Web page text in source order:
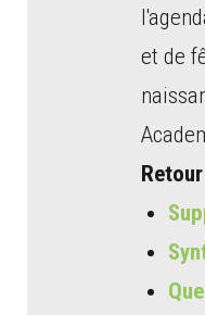
et de